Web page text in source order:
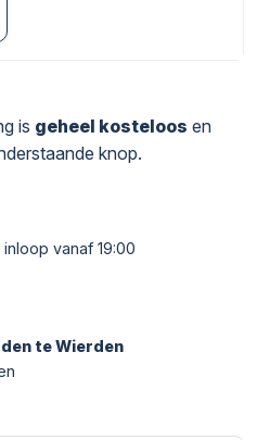
is geheel kosteloos en
knop.
inloop vanaf 19:00
te Wierden